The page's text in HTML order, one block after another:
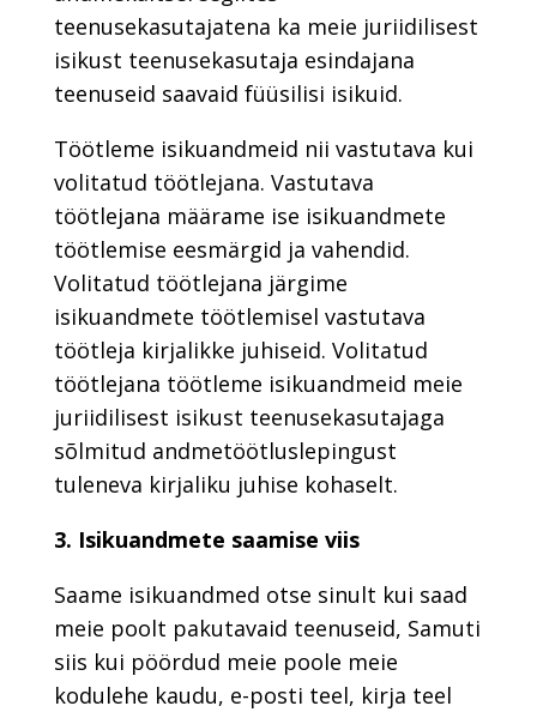
teenusekasutajatena ka meie juriidilisest
isikust teenusekasutaja esindajana
teenuseid saavaid füüsilisi isikuid.
Töötleme isikuandmeid nii vastutava kui
volitatud töötlejana. Vastutava
töötlejana määrame ise isikuandmete
töötlemise eesmärgid ja vahendid.
Volitatud töötlejana järgime
isikuandmete töötlemisel vastutava
töötleja kirjalikke juhiseid. Volitatud
töötlejana töötleme isikuandmeid meie
juriidilisest isikust teenusekasutajaga
sõlmitud andmetöötluslepingust
tuleneva kirjaliku juhise kohaselt.
3. Isikuandmete saamise viis
Saame isikuandmed otse sinult kui saad
meie poolt pakutavaid teenuseid, Samuti
siis kui pöördud meie poole meie
kodulehe kaudu, e-posti teel, kirja teel